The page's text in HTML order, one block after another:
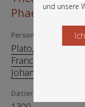
und unsere
Phaedrus,
Person
Plato, v427-v347
Franciscus,
Johannes, 1531-
Datierung